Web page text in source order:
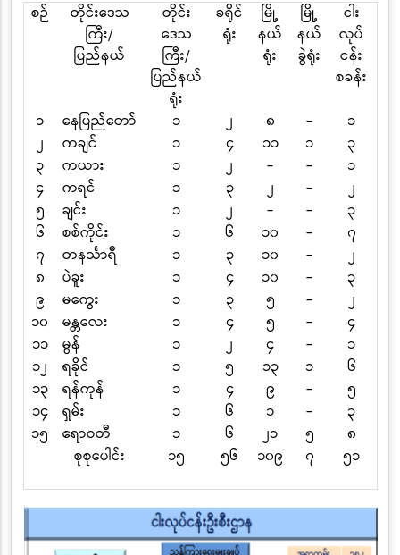
စဉ်
တိုင်းဒေသ
ကြီး/
ပြည်နယ်
တိုင်း
ဒေသ
ကြီး/
ပြည်နယ်
ရုံး
ခရိုင်
ရုံး
မြို့
နယ်
ရုံး
မြို့
နယ်
ခွဲရုံး
ငါး
လုပ်
ငန်း
စခန်း
၁ နေပြည်တော် ၁ ၂ ၈ -
၁
၂
ကချင် ၁ ၄ ၁၁ ၁
၃
၃
ကယား ၁ ၂ - -
၁
၄
ကရင် ၁ ၃ ၂ -
၂
၅
ချင်း ၁ ၂ - -
၃
၆
စစ်ကိုင်း ၁ ၆ ၁၀ -
၇
၇
တနင်္သာရီ ၁ ၃ ၁၀ -
၂
၈
ပဲခူး ၁ ၄ ၁၀ -
၃
၉
မကွေး ၁ ၃ ၅ -
၂
၁၀
မန္တလေး ၁ ၄ ၅ -
၄
၁၁
မွန် ၁ ၂ ၄ -
၁
၁၂
ရခိုင် ၁ ၅ ၁၃ ၁
၆
၁၃
ရန်ကုန် ၁ ၄ ၉ -
၅
၁၄
ရှမ်း ၁ ၆ ၁ -
၃
၁၅
ဧရာဝတီ ၁ ၆ ၂၁ ၅
၈
စုစုပေါင်း
၁၅ ၅၆ ၁၀၉ ၇ ၅၁